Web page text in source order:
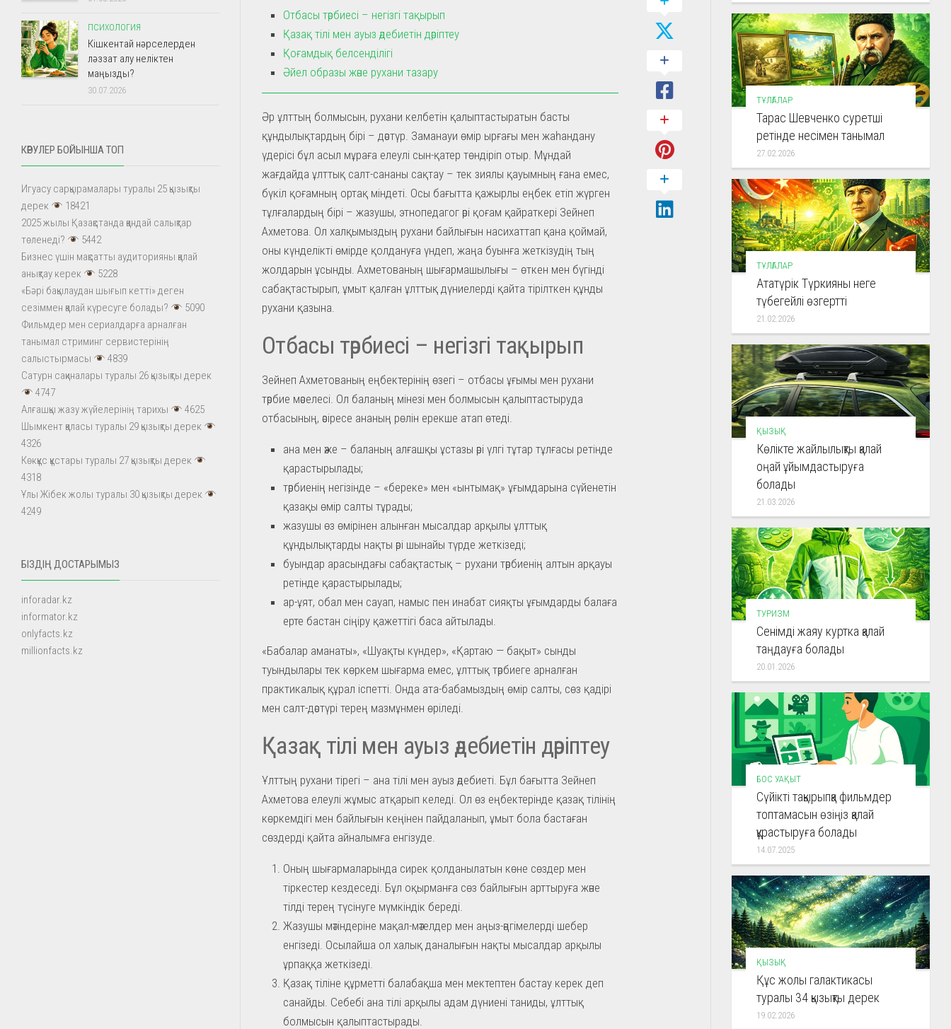
Отбасы тәрбиесі – негізгі тақырып
Қазақ тілі мен ауыз әдебиетін дәріптеу
Қоғамдық белсенділігі
Әйел образы және рухани тазару
Әр ұлттың болмысын, рухани келбетін қалыптастыратын басты
құндылықтардың бірі – дәстүр. Заманауи өмір ырғағы мен жаһандану
үдерісі бұл асыл мұраға елеулі сын-қатер төндіріп отыр. Мұндай
жағдайда ұлттық салт-сананы сақтау – тек зиялы қауымның ғана емес,
бүкіл қоғамның ортақ міндеті. Осы бағытта қажырлы еңбек етіп жүрген
тұлғалардың бірі – жазушы, этнопедагог әрі қоғам қайраткері Зейнеп
Ахметова. Ол халқымыздың рухани байлығын насихаттап қана қоймай,
оны күнделікті өмірде қолдануға үндеп, жаңа буынға жеткізудің тың
жолдарын ұсынды. Ахметованың шығармашылығы – өткен мен бүгінді
сабақтастырып, ұмыт қалған ұлттық дүниелерді қайта тірілткен құнды
рухани қазына.
Отбасы тәрбиесі – негізгі тақырып
Зейнеп Ахметованың еңбектерінің өзегі – отбасы ұғымы мен рухани
тәрбие мәселесі. Ол баланың мінезі мен болмысын қалыптастыруда
отбасының, әсіресе ананың рөлін ерекше атап өтеді.
ана мен әже – баланың алғашқы ұстазы әрі үлгі тұтар тұлғасы ретінде
қарастырылады;
тәрбиенің негізінде – «береке» мен «ынтымақ» ұғымдарына сүйенетін
қазақы өмір салты тұрады;
жазушы өз өмірінен алынған мысалдар арқылы ұлттық
құндылықтарды нақты әрі шынайы түрде жеткізеді;
буындар арасындағы сабақтастық – рухани тәрбиенің алтын арқауы
ретінде қарастырылады;
ар-ұят, обал мен сауап, намыс пен инабат сияқты ұғымдарды балаға
ерте бастан сіңіру қажеттігі баса айтылады.
«Бабалар аманаты», «Шуақты күндер», «Қартаю — бақыт» сынды
туындылары тек көркем шығарма емес, ұлттық тәрбиеге арналған
практикалық құрал іспетті. Онда ата-бабамыздың өмір салты, сөз қадірі
мен салт-дәстүрі терең мазмұнмен өріледі.
Қазақ тілі мен ауыз әдебиетін дәріптеу
Ұлттың рухани тірегі – ана тілі мен ауыз әдебиеті. Бұл бағытта Зейнеп
Ахметова елеулі жұмыс атқарып келеді. Ол өз еңбектерінде қазақ тілінің
көркемдігі мен байлығын кеңінен пайдаланып, ұмыт бола бастаған
сөздерді қайта айналымға енгізуде.
Оның шығармаларында сирек қолданылатын көне сөздер мен
тіркестер кездеседі. Бұл оқырманға сөз байлығын арттыруға және
тілді терең түсінуге мүмкіндік береді.
Жазушы мәтіндеріне мақал-мәтелдер мен аңыз-әңгімелерді шебер
енгізеді. Осылайша ол халық даналығын нақты мысалдар арқылы
ұрпаққа жеткізеді.
Қазақ тіліне құрметті балабақша мен мектептен бастау керек деп
санайды. Себебі ана тілі арқылы адам дүниені таниды, ұлттық
болмысын қалыптастырады.
ПСИХОЛОГИЯ
Кішкентай нәрселерден
ләззат алу неліктен
маңызды?
30.07.2026
КӨРУЛЕР БОЙЫНША ТОП
Игуасу сарқырамалары туралы 25 қызықты
дерек
18421
2025 жылы Қазақстанда қандай салықтар
төленеді?
5442
Бизнес үшін мақсатты аудиторияны қалай
анықтау керек
5228
«Бәрі бақылаудан шығып кетті» деген
сезіммен қалай күресуге болады?
5090
Фильмдер мен сериалдарға арналған
танымал стриминг сервистерінің
салыстырмасы
4839
Сатурн сақиналары туралы 26 қызықты дерек
4747
Алғашқы жазу жүйелерінің тарихы
4625
Шымкент қаласы туралы 29 қызықты дерек
4326
Көкқұс құстары туралы 27 қызықты дерек
4318
Ұлы Жібек жолы туралы 30 қызықты дерек
4249
БІЗДІҢ ДОСТАРЫМЫЗ
inforadar.kz
informator.kz
onlyfacts.kz
millionfacts.kz
ТҰЛҒАЛАР
Тарас Шевченко суретші
ретінде несімен танымал
27.02.2026
ТҰЛҒАЛАР
Ататүрік Түркияны неге
түбегейлі өзгертті
21.02.2026
ҚЫЗЫҚ
Көлікте жайлылықты қалай
оңай ұйымдастыруға
болады
21.03.2026
ТУРИЗМ
Сенімді жаяу куртка қалай
таңдауға болады
20.01.2026
БОС УАҚЫТ
Сүйікті тақырыпқа фильмдер
топтамасын өзіңіз қалай
құрастыруға болады
14.07.2025
ҚЫЗЫҚ
Құс жолы галактикасы
туралы 34 қызықты дерек
19.02.2026